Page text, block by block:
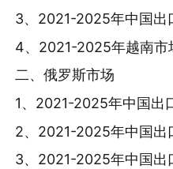
3、2021-2025年中国出
4、2021-2025年越南市
二、俄罗斯市场
1、2021-2025年中国出
2、2021-2025年中国出
3、2021-2025年中国出